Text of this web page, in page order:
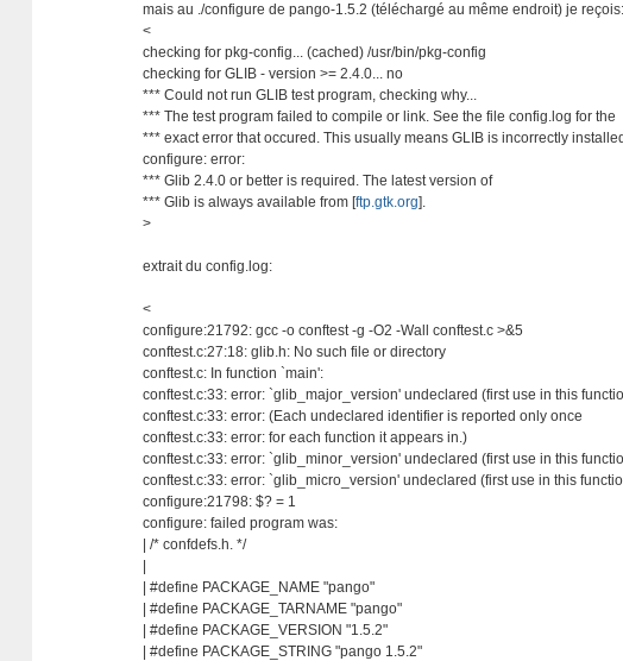
mais au ./configure de pango-1.5.2 (téléchargé au même endroit) je reçois:
<
checking for pkg-config... (cached) /usr/bin/pkg-config
checking for GLIB - version >= 2.4.0... no
*** Could not run GLIB test program, checking why...
*** The test program failed to compile or link. See the file config.log for the
*** exact error that occured. This usually means GLIB is incorrectly
configure: error:
*** Glib 2.4.0 or better is required. The latest version of
*** Glib is always available from [ftp.gtk.org].
>
extrait du config.log:
<
configure:21792: gcc -o conftest -g -O2 -Wall conftest.c >&5
conftest.c:27:18: glib.h: No such file or directory
conftest.c: In function `main':
conftest.c:33: error: `glib_major_version' undeclared (first use in this
conftest.c:33: error: (Each undeclared identifier is reported only once
conftest.c:33: error: for each function it appears in.)
conftest.c:33: error: `glib_minor_version' undeclared (first use in this
conftest.c:33: error: `glib_micro_version' undeclared (first use in this
configure:21798: $? = 1
configure: failed program was:
| /* confdefs.h. */
| #define PACKAGE_NAME "pango"
| #define PACKAGE_TARNAME "pango"
| #define PACKAGE_VERSION "1.5.2"
| #define PACKAGE_STRING "pango 1.5.2"